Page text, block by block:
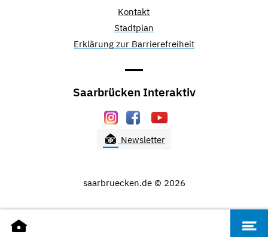
Kontakt
Stadtplan
Erklärung zur Barrierefreiheit
Saarbrücken Interaktiv
Newsletter
saarbruecken.de © 2026